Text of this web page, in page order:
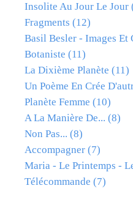
Insolite Au Jour Le Jour
Fragments (12)
Basil Besler - Images Et
Botaniste (11)
La Dixième Planète (11)
Un Poème En Crée
Planète Femme (10)
A La Manière De... (8)
Non Pas... (8)
Accompagner (7)
Maria - Le Printemps -
Télécommande (7)